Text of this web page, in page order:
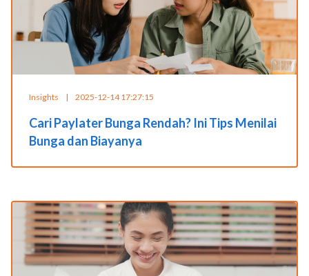
Insights | 2025-12-14 17:27:15
Cari Paylater Bunga Rendah? Ini Tips Menilai
Bunga dan Biayanya